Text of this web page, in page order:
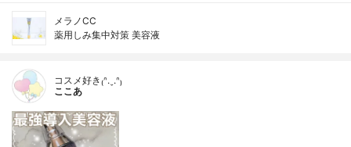
メラノCC
薬用しみ集中対策 美容液
コスメ好き₍ᐢ.ˬ.ᐢ₎
ここあ